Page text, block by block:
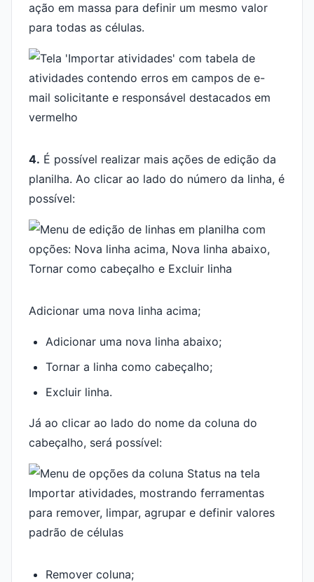
ação em massa para definir um mesmo valor
para todas as células.
4. É possível realizar mais ações de edição da
planilha. Ao clicar ao lado do número da linha, é
possível:
Adicionar uma nova linha acima;
Adicionar uma nova linha abaixo;
Tornar a linha como cabeçalho;
Excluir linha.
Já ao clicar ao lado do nome da coluna do
cabeçalho, será possível:
Remover coluna;